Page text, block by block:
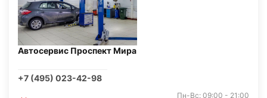
Автосервис Проспект Мира
+7 (495) 023-42-98
Пн-Вс: 09:00 - 21:00